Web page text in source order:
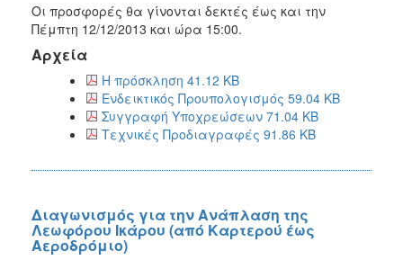
Οι προσφορές θα γίνονται δεκτές έως και την
Πέμπτη 12/12/2013 και ώρα 15:00.
Αρχεία
Η πρόσκληση 41.12 KB
Ενδεικτικός Προυπολογισμός 59.04 KB
Συγγραφή Υποχρεώσεων 71.04 KB
Τεχνικές Προδιαγραφές 91.86 KB
Διαγωνισμός για την Ανάπλαση της
Λεωφόρου Iκάρου (από Kαρτερού έως
Αεροδρόμιο)